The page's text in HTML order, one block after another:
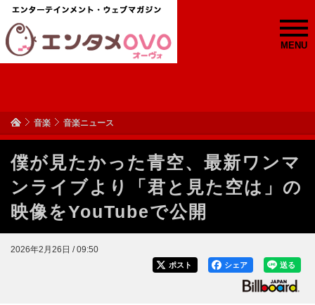
MENU
音楽 音楽ニュース
僕が見たかった青空、最新ワンマ
ンライブより「君と見た空は」の
映像をYouTubeで公開
2026年2月26日 / 09:50
送る
シェア
ポスト